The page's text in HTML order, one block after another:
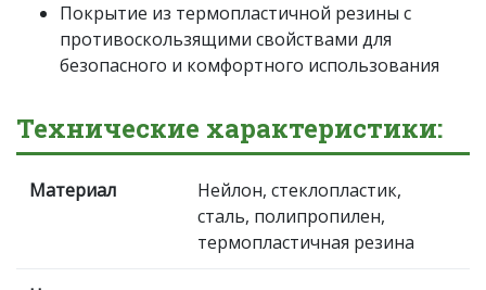
Покрытие из термопластичной резины с
противоскользящими свойствами для
безопасного и комфортного использования
Технические характеристики:
Материал
Нейлон, стеклопластик,
сталь, полипропилен,
термопластичная резина